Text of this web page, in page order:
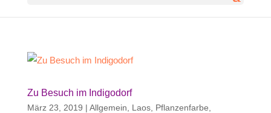
Zu Besuch im Indigodorf
März 23, 2019 | Allgemein Laos, Pflanzenfarbe